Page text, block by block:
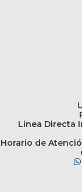
Línea Directa
Horario de